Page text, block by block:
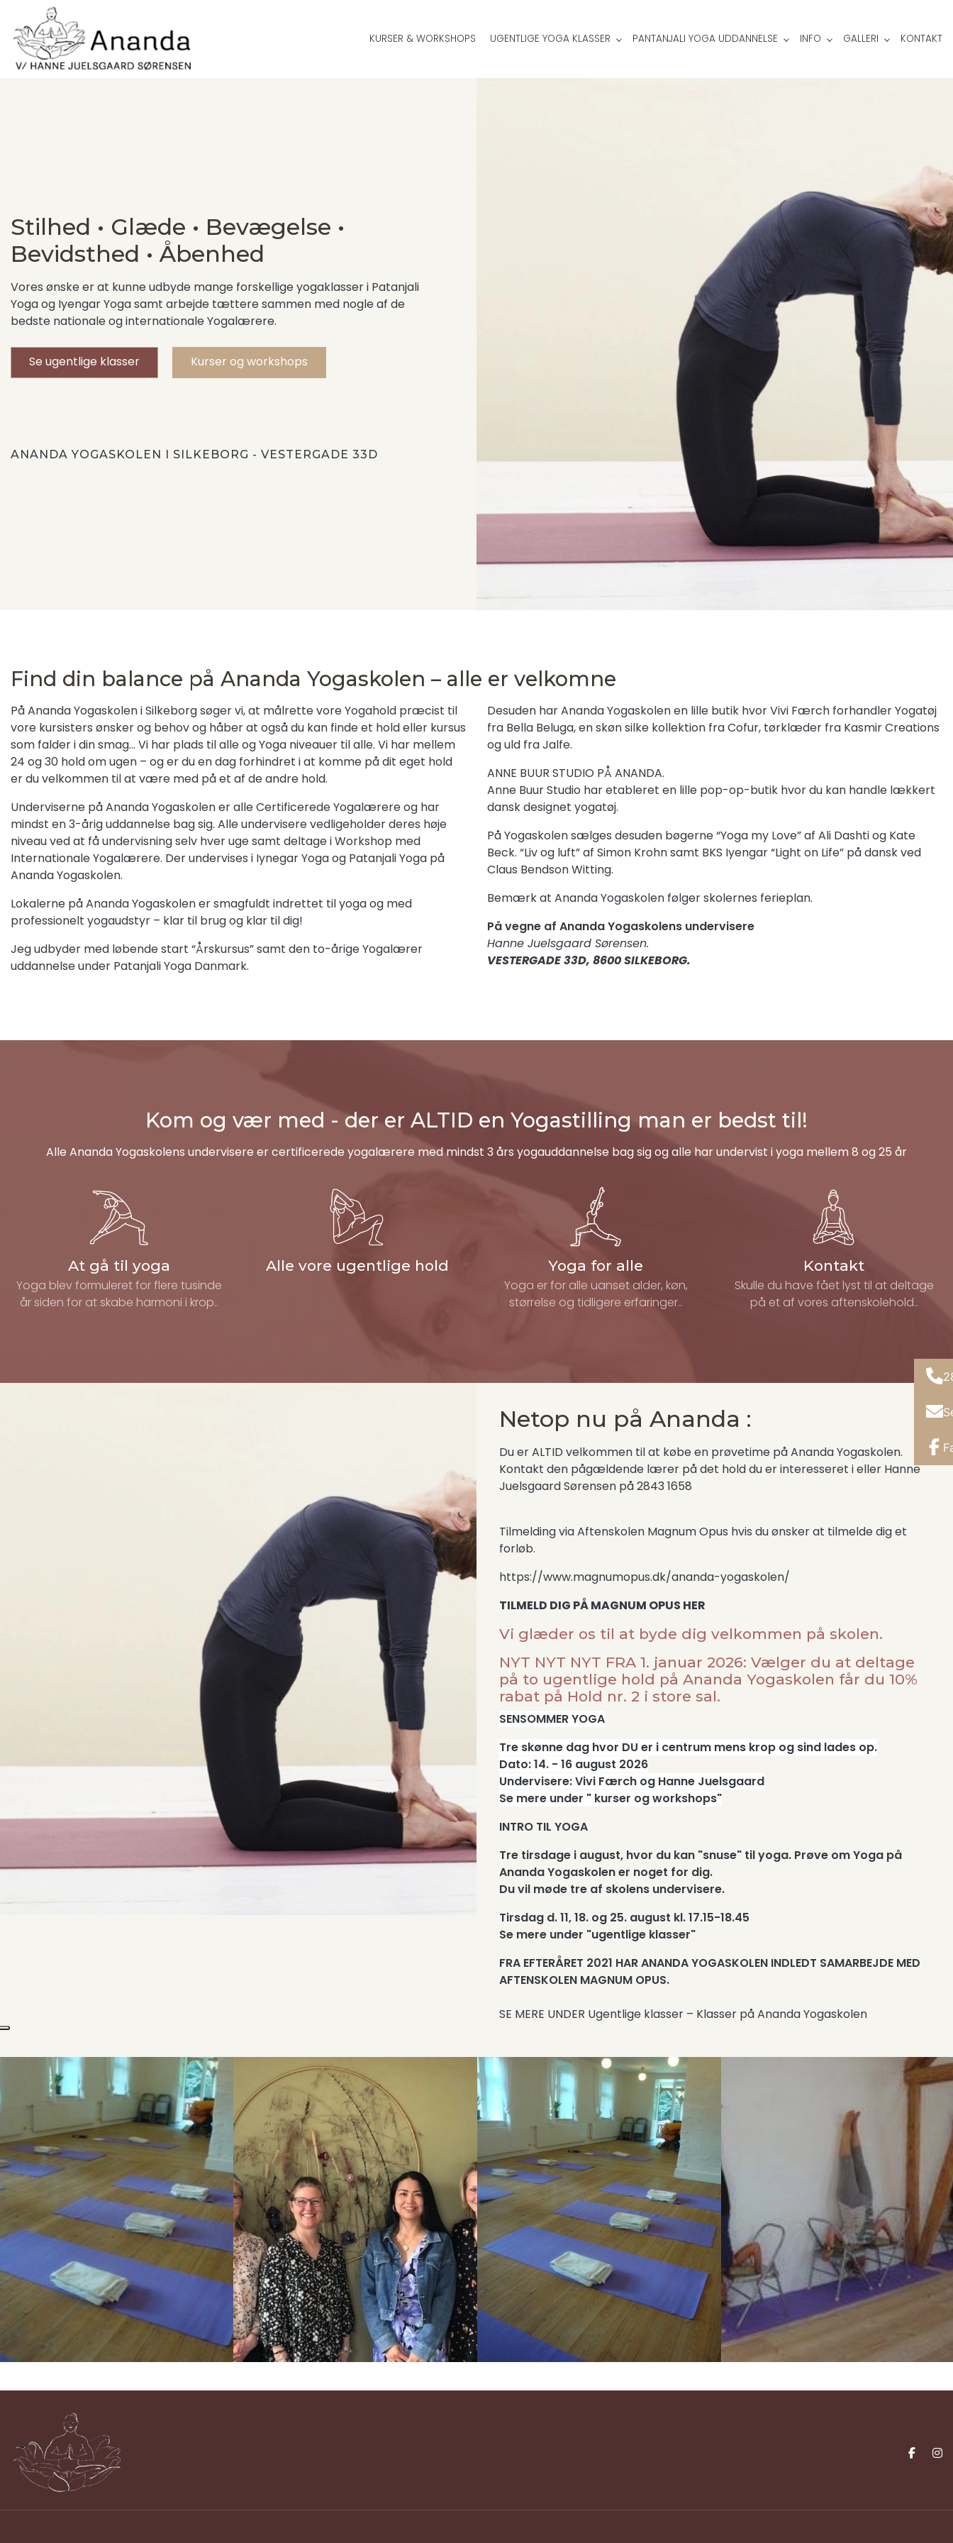
hovedindhold
KURSER & WORKSHOPS UGENTLIGE YOGA KLASSER PANTANJALI YOGA UDDANNELSE INFO GALLERI KONTAKT
Stilhed • Glæde • Bevægelse •
Bevidsthed • Åbenhed
Vores ønske er at kunne udbyde mange forskellige yogaklasser i Patanjali
Yoga og Iyengar Yoga samt arbejde tættere sammen med nogle af de
bedste nationale og internationale Yogalærere.
Se ugentlige klasser Kurser og workshops
ANANDA YOGASKOLEN I SILKEBORG - VESTERGADE 33D
Find din balance på Ananda Yogaskolen – alle er velkomne
På Ananda Yogaskolen i Silkeborg søger vi, at målrette vore Yogahold præcist til
vore kursisters ønsker og behov og håber at også du kan finde et hold eller kursus
som falder i din smag… Vi har plads til alle og Yoga niveauer til alle. Vi har mellem
24 og 30 hold om ugen – og er du en dag forhindret i at komme på dit eget hold
er du velkommen til at være med på et af de andre hold.
Underviserne på Ananda Yogaskolen er alle Certificerede Yogalærere og har
mindst en 3-årig uddannelse bag sig. Alle undervisere vedligeholder deres høje
niveau ved at få undervisning selv hver uge samt deltage i Workshop med
Internationale Yogalærere. Der undervises i Iynegar Yoga og Patanjali Yoga på
Ananda Yogaskolen.
Lokalerne på Ananda Yogaskolen er smagfuldt indrettet til yoga og med
professionelt yogaudstyr – klar til brug og klar til dig!
Jeg udbyder med løbende start “Årskursus” samt den to-årige Yogalærer
uddannelse under Patanjali Yoga Danmark.
Desuden har Ananda Yogaskolen en lille butik hvor Vivi Færch forhandler Yogatøj
fra Bella Beluga, en skøn silke kollektion fra Cofur, tørklæder fra Kasmir Creations
og uld fra Jalfe.
ANNE BUUR STUDIO PÅ ANANDA.
Anne Buur Studio har etableret en lille pop-op-butik hvor du kan handle lækkert
dansk designet yogatøj.
På Yogaskolen sælges desuden bøgerne “Yoga my Love” af Ali Dashti og Kate
Beck. “Liv og luft” af Simon Krohn samt BKS Iyengar “Light on Life” på dansk ved
Claus Bendson Witting.
Bemærk at Ananda Yogaskolen følger skolernes ferieplan.
På vegne af Ananda Yogaskolens undervisere
Hanne Juelsgaard Sørensen.
VESTERGADE 33D, 8600 SILKEBORG.
Kom og vær med - der er ALTID en Yogastilling man er bedst til!
Alle Ananda Yogaskolens undervisere er certificerede yogalærere med mindst 3 års yogauddannelse bag sig og alle har undervist i yoga mellem 8 og 25 år
At gå til yoga
Yoga blev formuleret for flere tusinde
år siden for at skabe harmoni i krop..
Alle vore ugentlige hold Yoga for alle
Yoga er for alle uanset alder, køn,
størrelse og tidligere erfaringer..
Kontakt
Skulle du have fået lyst til at deltage
på et af vores aftenskolehold..
Netop nu på Ananda :
Du er ALTID velkommen til at købe en prøvetime på Ananda Yogaskolen.
Kontakt den pågældende lærer på det hold du er interesseret i eller Hanne
Juelsgaard Sørensen på 2843 1658
Tilmelding via Aftenskolen Magnum Opus hvis du ønsker at tilmelde dig et
forløb.
https://www.magnumopus.dk/ananda-yogaskolen/
TILMELD DIG PÅ MAGNUM OPUS HER
Vi glæder os til at byde dig velkommen på skolen.
NYT NYT NYT FRA 1. januar 2026: Vælger du at deltage
på to ugentlige hold på Ananda Yogaskolen får du 10%
rabat på Hold nr. 2 i store sal.
SENSOMMER YOGA
Tre skønne dag hvor DU er i centrum mens krop og sind lades op.
Dato: 14. - 16 august 2026
Undervisere: Vivi Færch og Hanne Juelsgaard
Se mere under " kurser og workshops"
INTRO TIL YOGA
Tre tirsdage i august, hvor du kan "snuse" til yoga. Prøve om Yoga på
Ananda Yogaskolen er noget for dig.
Du vil møde tre af skolens undervisere.
Tirsdag d. 11, 18. og 25. august kl. 17.15-18.45
Se mere under "ugentlige klasser"
FRA EFTERÅRET 2021 HAR ANANDA YOGASKOLEN INDLEDT SAMARBEJDE MED
AFTENSKOLEN MAGNUM OPUS.
SE MERE UNDER Ugentlige klasser – Klasser på Ananda Yogaskolen